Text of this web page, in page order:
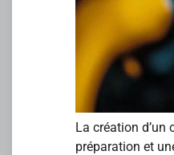
La création d’un
préparation et